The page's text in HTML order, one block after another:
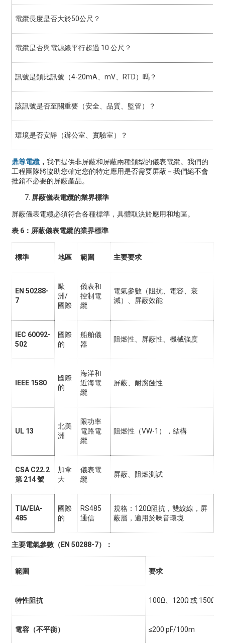
電纜長度是否大於50公尺？
電纜是否與電源線平行超過 10 公尺？
訊號是類比訊號（4-20mA、mV、RTD）嗎？
該訊號是否至關重要（安全、品質、監管）？
環境是否安靜（辦公室、實驗室）？
鼎尊電纜， 我們提供非屏蔽和屏蔽兩種類型的儀表電纜。我們的
工程團隊將協助您確定您的特定應用是否需要屏蔽－我們絕不會
推銷不必要的屏蔽產品。
屏蔽儀表電纜的業界標準
屏蔽儀表電纜必須符合各種標準，具體取決於應用和地區。
表 6：屏蔽儀表電纜的業界標準
標準 地區 範圍 主要要求
EN 50288-
7
歐
洲/
國際
儀表和
控制電
纜
電氣參數（阻抗、電容、衰
減）、屏蔽效能
IEC 60092-
502
國際
的
船舶儀
器
阻燃性、屏蔽性、機械強度
IEEE 1580
國際
的
海洋和
近海電
纜
屏蔽、耐腐蝕性
UL 13
北美
洲
限功率
電路電
纜
阻燃性（VW-1），結構
CSA C22.2
第 214 號
加拿
大
儀表電
纜
屏蔽、阻燃測試
TIA/EIA-
485
國際
的
RS485
通信
規格：120Ω阻抗，雙絞線，屏
蔽層，適用於噪音環境
主要電氣參數（EN 50288-7）：
範圍 要求
特性阻抗 100Ω、120Ω 或 150Ω
電容（不平衡） ≤200 pF/100m